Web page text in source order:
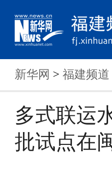
新华网 > 福建频道
多式联运
批试点在